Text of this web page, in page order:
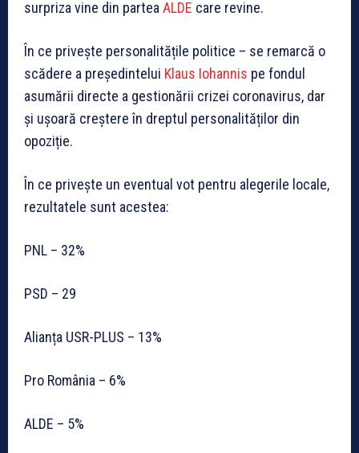
surpriza vine din parteaALDE care revine.
În ce privește personalitățile politice – se remarcă o
scădere a președintelui Klaus Iohannis pe fondul
asumării directe a gestionării crizei coronavirus, dar
și ușoară creștere în dreptul personalităților din
opoziție.
În ce privește un eventual vot pentru alegerile locale,
rezultatele sunt acestea:
PNL – 32%
PSD – 29
Alianța USR-PLUS – 13%
Pro România – 6%
ALDE – 5%